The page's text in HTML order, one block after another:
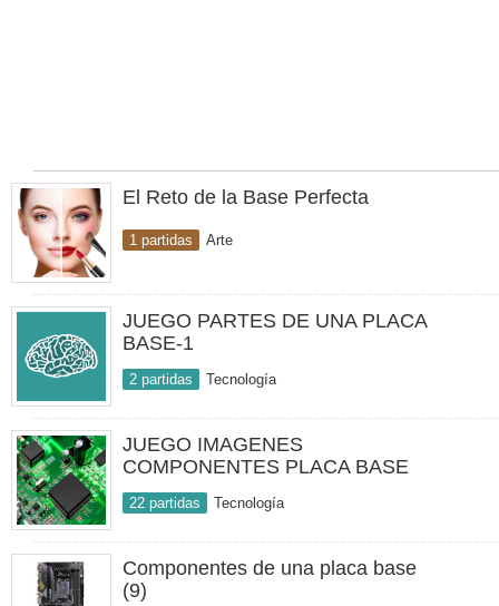
El Reto de la Base Perfecta
1 partidas Arte
JUEGO PARTES DE UNA PLACA
BASE-1
2 partidas Tecnología
JUEGO IMAGENES
COMPONENTES PLACA BASE
22 partidas Tecnología
Componentes de una placa base
(9)